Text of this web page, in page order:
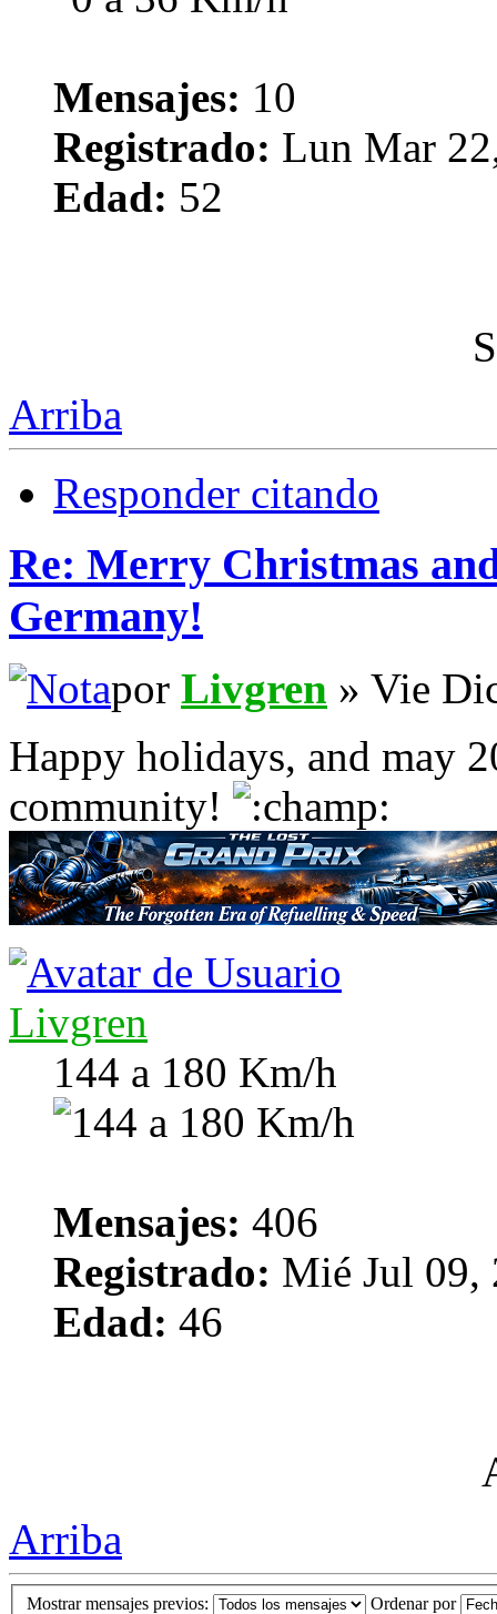
Mensajes: 10
Registrado: Lun Mar
Edad: 52
Arriba
Responder citando
Re: Merry Christmas
Germany!
por Livgren » Vie
Happy holidays, and may
community!
Livgren
144 a 180 Km/h
Mensajes: 406
Registrado: Mié Jul 09,
Edad: 46
Arriba
Mostrar mensajes previos: Ordenar por